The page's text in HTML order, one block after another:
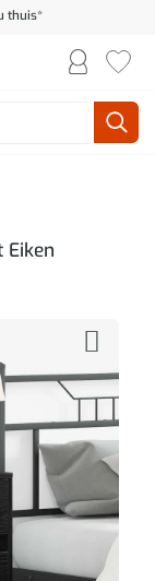
thuis*
Eiken